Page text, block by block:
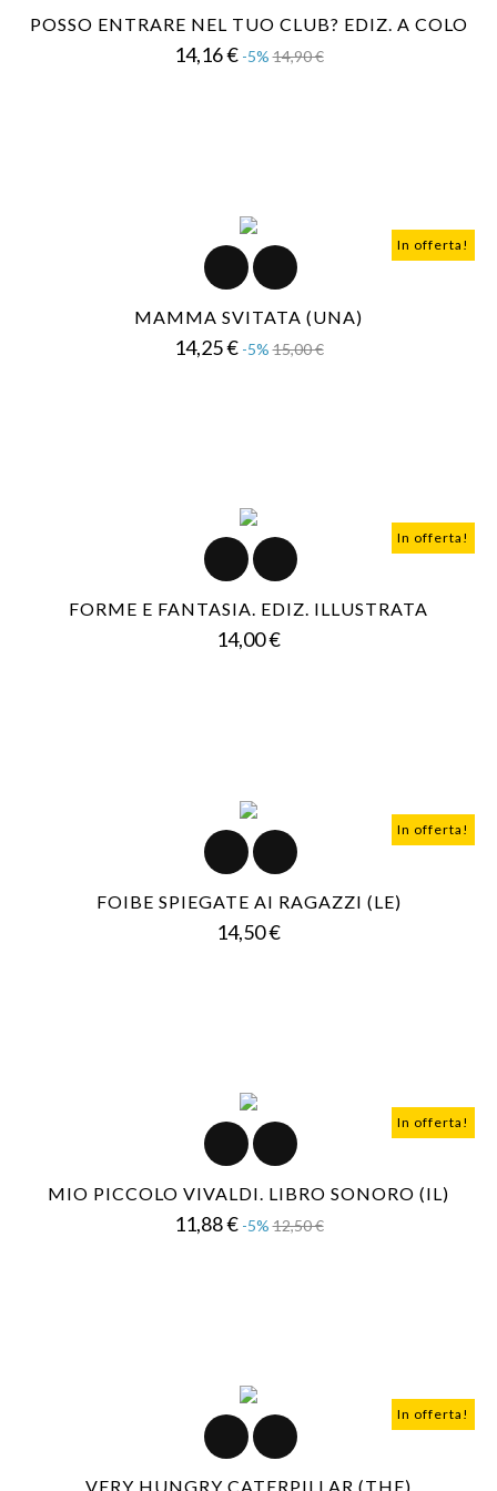
POSSO ENTRARE NEL TUO CLUB? EDIZ. A COLO
14,16 € Prezzo
-5% 14,90 €Prezzo
In offerta!
MAMMA SVITATA (UNA)
14,25 € Prezzo
-5% 15,00 €Prezzo
In offerta!
FORME E FANTASIA. EDIZ. ILLUSTRATA
14,00 €Prezzo
In offerta!
FOIBE SPIEGATE AI RAGAZZI (LE)
14,50 €Prezzo
In offerta!
MIO PICCOLO VIVALDI. LIBRO SONORO (IL)
11,88 € Prezzo
-5% 12,50 €Prezzo
In offerta!
VERY HUNGRY CATERPILLAR (THE)